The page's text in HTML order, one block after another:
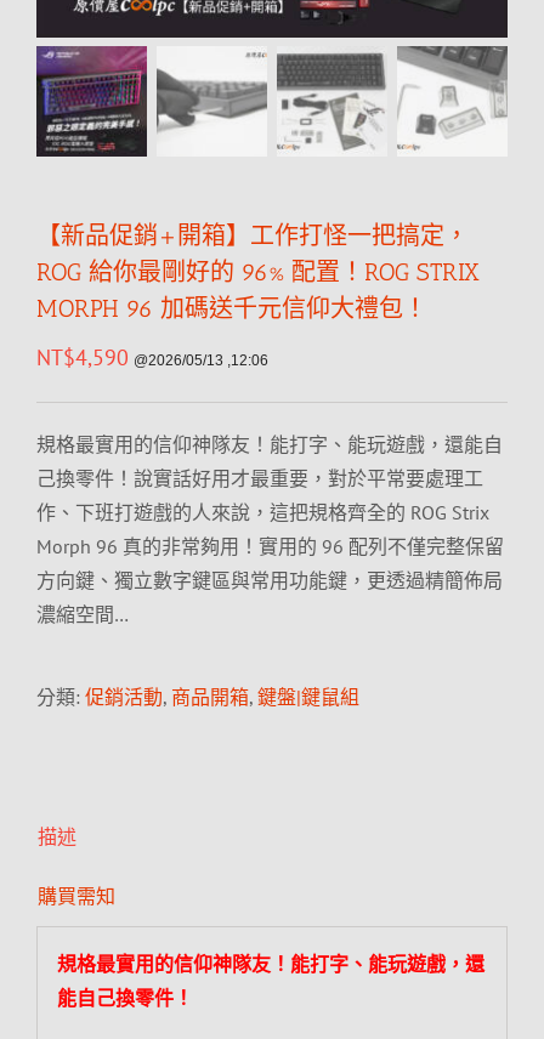
【新品促銷+開箱】工作打怪一把搞定，
ROG 給你最剛好的 96% 配置！ROG STRIX
MORPH 96 加碼送千元信仰大禮包！
NT$4,590 @2026/05/13 ,12:06
規格最實用的信仰神隊友！能打字、能玩遊戲，還能自
己換零件！說實話好用才最重要，對於平常要處理工
作、下班打遊戲的人來說，這把規格齊全的 ROG Strix
Morph 96 真的非常夠用！實用的 96 配列不僅完整保留
方向鍵、獨立數字鍵區與常用功能鍵，更透過精簡佈局
濃縮空間…
分類: 促銷活動, 商品開箱, 鍵盤|鍵鼠組
描述
購買需知
規格最實用的信仰神隊友！能打字、能玩遊戲，還
能自己換零件！